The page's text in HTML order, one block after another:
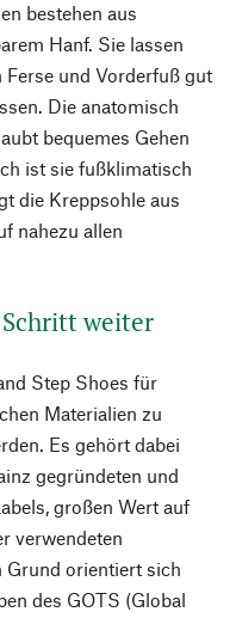
bestehen aus
Hanf. Sie lassen
und Vorderfuß gut
Die anatomisch
bequemes Gehen
ist sie fußklimatisch
die Kreppsohle aus
nahezu allen
Schritt weiter
Step Shoes für
Materialien zu
Es gehört dabei
gegründeten und
großen Wert auf
verwendeten
Grund orientiert sich
des GOTS (Global